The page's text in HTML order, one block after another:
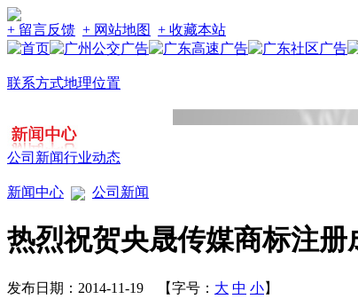
+ 留言反馈 + 网站地图 + 收藏本站
联系方式地理位置
公司新闻行业动态
新闻中心 公司新闻
热烈祝贺央晟传媒商标注册
发布日期：2014-11-19 【字号： 大 中 小】